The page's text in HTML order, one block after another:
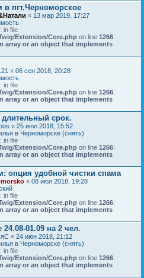
в пгт.Черноморское
« 13 мар 2019, 17:27
: in file
Extension/Core.php on line 1266:
array or an object that implements
« 06 сен 2018, 20:28
: in file
Extension/Core.php on line 1266:
array or an object that implements
срок.
« 25 июл 2018, 15:52
в Черноморске (снять)
: in file
Extension/Core.php on line 1266:
array or an object that implements
опция удобной чистки спама
« 08 июл 2018, 19:28
: in file
Extension/Core.php on line 1266:
array or an object that implements
01.09 на 2 чел.
« 24 июн 2018, 21:12
в Черноморске (снять)
: in file
Extension/Core.php on line 1266:
array or an object that implements